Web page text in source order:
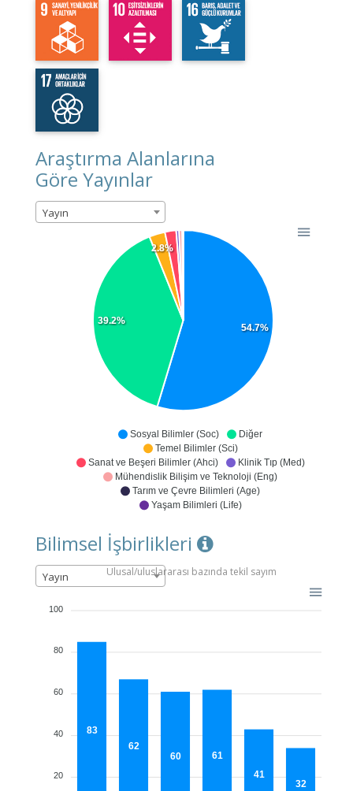
Araştırma Alanlarına
Göre Yayınlar
Yayın
Sosyal Bilimler (Soc)
Diğer
Temel Bilimler (Sci)
Sanat ve Beşeri Bilimler (Ahci)
Klinik Tıp (Med)
Mühendislik Bilişim ve Teknoloji (Eng)
Tarım ve Çevre Bilimleri (Age)
Yaşam Bilimleri (Life)
54.7%
39.2%
2.8%
Bilimsel İşbirlikleri
Yayın Ulusal/uluslararası bazında tekil sayım
83
62
60
61
41
32
100
80
60
40
20